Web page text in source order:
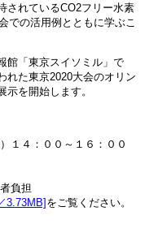
されているCO2フリー水素
での活用例とともに学ぶこ
館「東京スイソミル」で
れた東京2020大会のオリン
を開始します。
１４：００～１６：００
負担
3.73MB]をご覧ください。